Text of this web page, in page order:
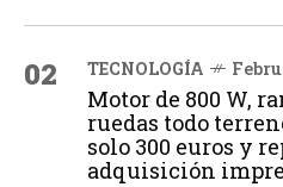
02 TECNOLOGÍA
Motor de 800 W,
ruedas todo
solo 300 euros y
adquisición